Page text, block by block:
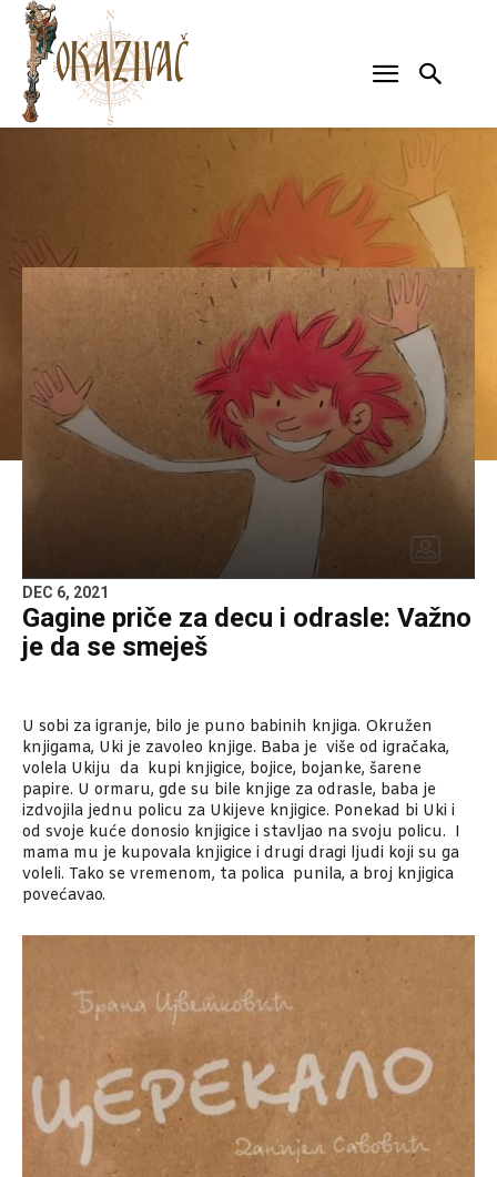
DEC 6, 2021
Gagine priče za decu i odrasle: Važno
je da se smeješ
U sobi za igranje, bilo je puno babinih knjiga. Okružen
knjigama, Uki je zavoleo knjige. Baba je više od igračaka,
volela Ukiju da kupi knjigice, bojice, bojanke, šarene
papire. U ormaru, gde su bile knjige za odrasle, baba je
izdvojila jednu policu za Ukijeve knjigice. Ponekad bi Uki i
od svoje kuće donosio knjigice i stavljao na svoju policu. I
mama mu je kupovala knjigice i drugi dragi ljudi koji su ga
voleli. Tako se vremenom, ta polica punila, a broj knjigica
povećavao.